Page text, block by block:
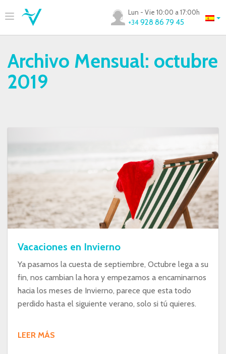
Lun - Vie 10:00 a 17:00h
+34 928 86 79 45
Archivo Mensual: octubre
2019
Vacaciones en Invierno
Ya pasamos la cuesta de septiembre, Octubre lega a su
fin, nos cambian la hora y empezamos a encaminarnos
hacia los meses de Invierno, parece que esta todo
perdido hasta el siguiente verano, solo si tú quieres.
LEER MÁS